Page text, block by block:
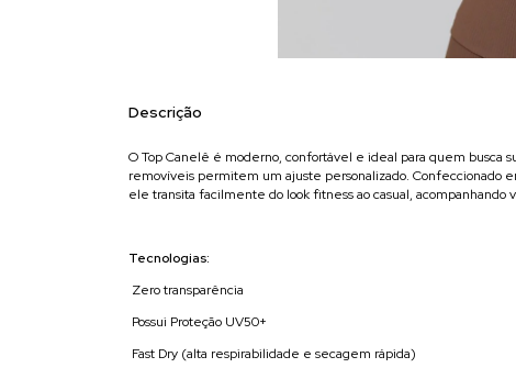
Descrição
O Top Canelê é moderno, confortável e ideal para quem busca
removíveis permitem um ajuste personalizado. Confeccionado
ele transita facilmente do look fitness ao casual,
Tecnologias:
Zero transparência
Possui Proteção UV50+
Fast Dry (alta respirabilidade e secagem rápida)